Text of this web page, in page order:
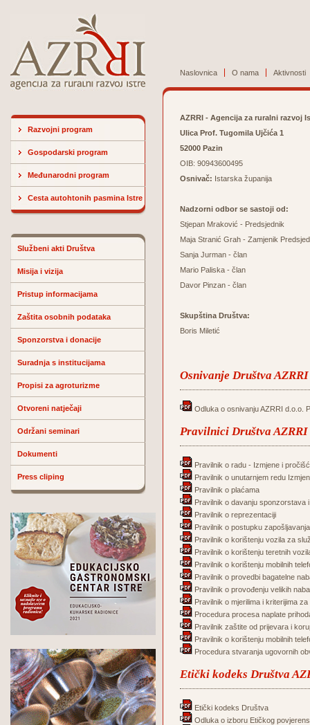
Naslovnica O nama Aktivnosti
Razvojni program
Gospodarski program
Međunarodni program
Cesta autohtonih pasmina Istre
Službeni akti Društva
Misija i vizija
Pristup informacijama
Zaštita osobnih podataka
Sponzorstva i donacije
Suradnja s institucijama
Propisi za agroturizme
Otvoreni natječaji
Održani seminari
Dokumenti
Press cliping
AZRRI - Agencija za ruralni razvoj
Ulica Prof. Tugomila Ujčića 1
52000 Pazin
OIB: 90943600495
Osnivač: Istarska županija
Nadzorni odbor se sastoji od:
Stjepan Mraković - Predsjednik
Maja Stranić Grah - Zamjenik
Sanja Jurman - član
Mario Paliska - član
Davor Pinzan - član
Skupština Društva:
Boris Miletić
Osnivanje Društva
Odluka o osnivanju AZRRI d.o.o.
Pravilnici Društva AZRRI
Pravilnik o radu - Izmjene i
Pravilnik o unutarnjem redu
Pravilnik o plaćama
Pravilnik o davanju sponzorstava
Pravilnik o reprezentaciji
Pravilnik o postupku zapošljavanja
Pravilnik o korištenju vozila za
Pravilnik o korištenju teretnih
Pravilnik o korištenju mobilnih
Pravilnik o provedbi bagatelne
Pravilnik o provođenju velikih
Pravilnik o mjerilima i kriterijima
Procedura procesa naplate
Pravilnik zaštite od prijevara i
Pravilnik o korištenju mobilnih
Procedura stvaranja ugovornih
Etički kodeks Društva
Etički kodeks Društva
Odluka o izboru Etičkog